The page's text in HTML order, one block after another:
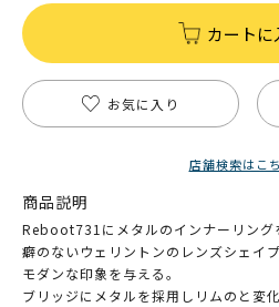
カートに
お気に入り
店舗検索はこ
商品説明
Reboot731にメタルのインナーリング
癖のないウェリントンのレンズシェイ
モダンな印象を与える。
ブリッジにメタルを採用しリムのと変